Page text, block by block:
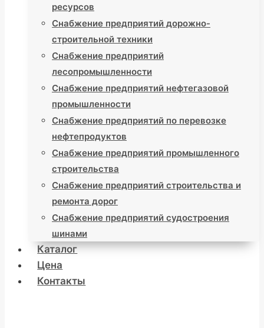
ресурсов
Снабжение предприятий дорожно-
строительной техники
Снабжение предприятий
лесопромышленности
Снабжение предприятий нефтегазовой
промышленности
Снабжение предприятий по перевозке
нефтепродуктов
Снабжение предприятий промышленного
строительства
Снабжение предприятий строительства и
ремонта дорог
Снабжение предприятий судостроения
шинами
Каталог
Цена
Контакты